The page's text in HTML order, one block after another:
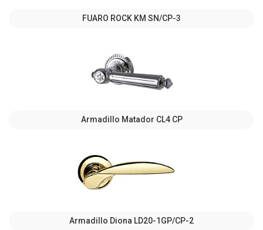
FUARO ROCK KM SN/CP-3
Armadillo Matador CL4 СР
Armadillo Diona LD20-1GP/CP-2